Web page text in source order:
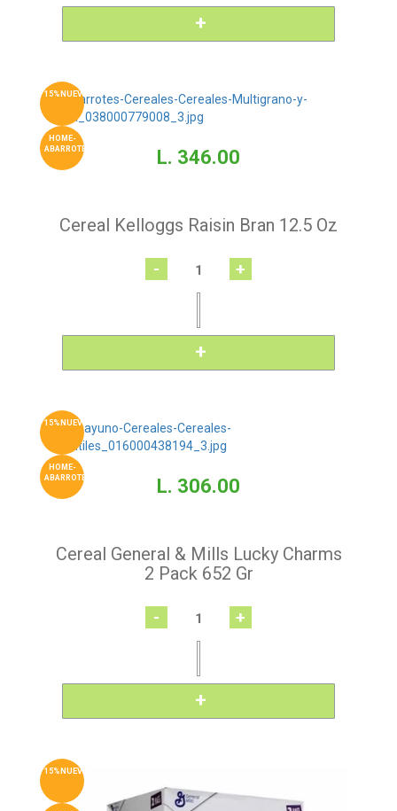
15%NUEVO
HOME-
ABARROTES
L. 346.00
Cereal Kelloggs Raisin Bran 12.5 Oz
- +
15%NUEVO
HOME-
ABARROTES
L. 306.00
Cereal General & Mills Lucky Charms
2 Pack 652 Gr
- +
15%NUEVO